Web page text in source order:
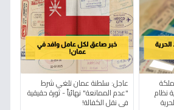
المملكة
نظام
عاجل: سلطنة عمان تلغي شرط
"عدم الممانعة" نهائياً - ثورة حقيقية
في نقل الكفالة!